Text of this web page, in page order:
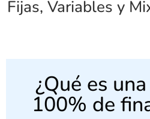
Fijas, Variables y
¿Qué es
100% de